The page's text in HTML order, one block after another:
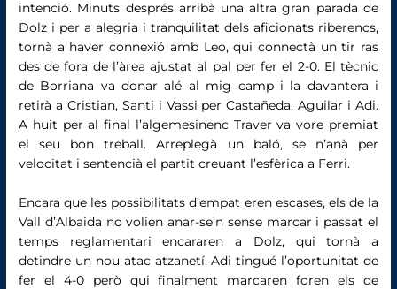
intenció. Minuts després arribà una altra gran parada de
Dolz i per a alegria i tranquilitat dels aficionats riberencs,
tornà a haver connexió amb Leo, qui connectà un tir ras
des de fora de l’àrea ajustat al pal per fer el 2-0. El tècnic
de Borriana va donar alé al mig camp i la davantera i
retirà a Cristian, Santi i Vassi per Castañeda, Aguilar i Adi.
A huit per al final l’algemesinenc Traver va vore premiat
el seu bon treball. Arreplegà un baló, se n’anà per
velocitat i sentencià el partit creuant l’esfèrica a Ferri.
Encara que les possibilitats d’empat eren escases, els de la
Vall d’Albaida no volien anar-se’n sense marcar i passat el
temps reglamentari encararen a Dolz, qui tornà a
detindre un nou atac atzanetí. Adi tingué l’oportunitat de
fer el 4-0 però qui finalment marcaren foren els de